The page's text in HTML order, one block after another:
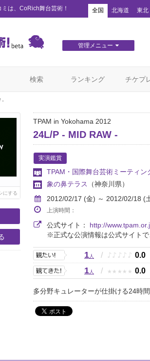
は、CoRich舞台芸術！ 全国 北海道 東北
管理メニュー
検索 ランキング チケプ
-
にする
TPAM in Yokohama 2012
24L/P - MID RAW -
実演鑑賞
TPAM・国際舞台芸術ミーティン
象の鼻テラス
（神奈川県）
2012/02/17 (金) ～ 2012/02/18 (
上演時間：
公式サイト： http://
※正式な公演情報は公式サイトで
1人 / ♪ ♪ ♪ ♪ ♪ 0.0
1人 / ★ ★ ★ ★ ★ 0.0
多分野キュレーターが仕掛ける24時